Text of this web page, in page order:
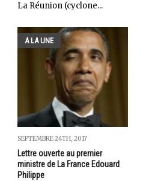
La Réunion (cyclone...
A LA UNE
SEPTEMBRE 24TH, 2017
Lettre ouverte au premier
ministre de La France Edouard
Philippe